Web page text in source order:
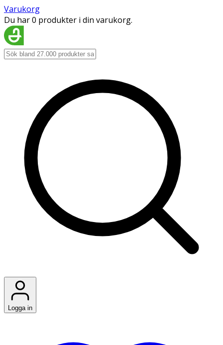
Varukorg
Du har 0 produkter i din varukorg.
Logga in